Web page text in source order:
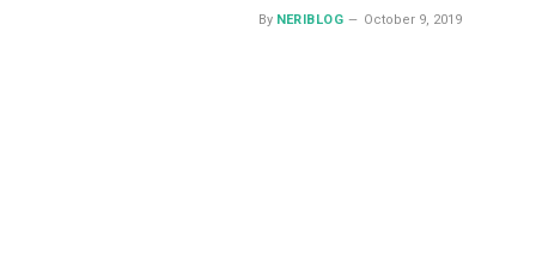
By NERIBLOG October 9, 2019